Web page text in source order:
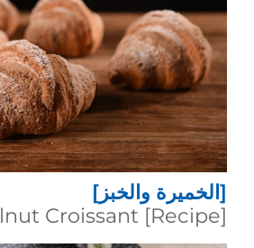
[الخميرة والخبز]
[Recipe] Hazelnut Croissant